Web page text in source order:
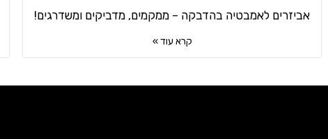
אביזרים לאמבטיה בהדבקה – ממקמים, מדביקים ומשדרגים!
קרא עוד »